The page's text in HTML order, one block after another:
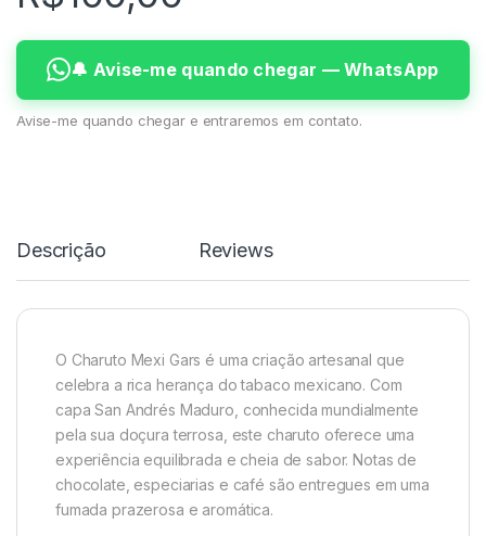
🔔 Avise-me quando chegar — WhatsApp
Avise-me quando chegar e entraremos em contato.
Descrição Reviews
O Charuto Mexi Gars é uma criação artesanal que
celebra a rica herança do tabaco mexicano. Com
capa San Andrés Maduro, conhecida mundialmente
pela sua doçura terrosa, este charuto oferece uma
experiência equilibrada e cheia de sabor. Notas de
chocolate, especiarias e café são entregues em uma
fumada prazerosa e aromática.